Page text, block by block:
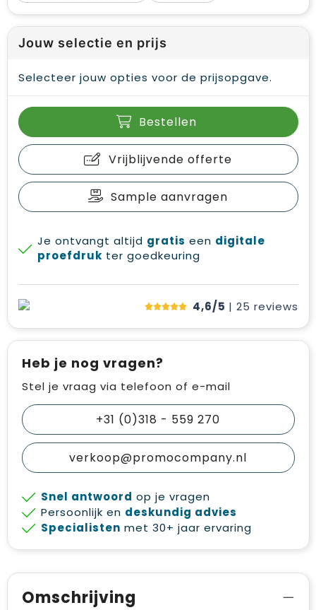
Jouw selectie en prijs
Selecteer jouw opties voor de prijsopgave.
Bestellen
Vrijblijvende offerte
Sample aanvragen
Je ontvangt altijd gratis een digitale
proefdruk ter goedkeuring
4,6/5 | 25 reviews
Heb je nog vragen?
Stel je vraag via telefoon of e-mail
+31 (0)318 - 559 270
verkoop@promocompany.nl
Snel antwoord op je vragen
Persoonlijk en deskundig advies
Specialisten met 30+ jaar ervaring
Omschrijving